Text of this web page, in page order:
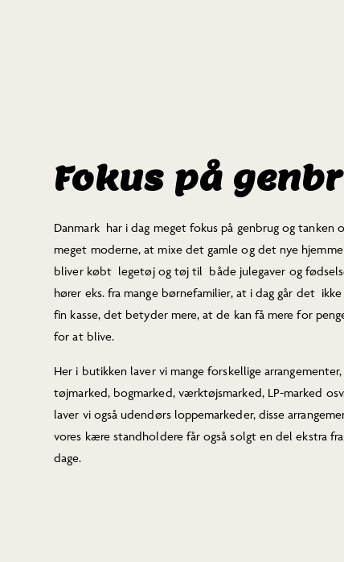
Fokus på
Danmark har i dag meget fokus på genbrug og
meget moderne, at mixe det gamle og det nye
bliver købt legetøj og tøj til både julegaver og
hører eks. fra mange børnefamilier, at i dag går det
fin kasse, det betyder mere, at de kan få mere for
for at blive.
Her i butikken laver vi mange forskellige
tøjmarked, bogmarked, værktøjsmarked, LP-marked
laver vi også udendørs loppemarkeder, disse
vores kære standholdere får også solgt en del ekstra
dage.